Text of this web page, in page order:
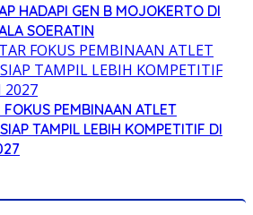
HADAPI GEN B MOJOKERTO DI
SOERATIN
PEMBINAAN ATLET
TAMPIL LEBIH KOMPETITIF DI